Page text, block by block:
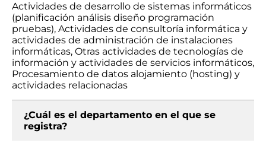
Actividades de desarrollo de sistemas informáticos
(planificación análisis diseño programación
pruebas), Actividades de consultoría informática y
actividades de administración de instalaciones
informáticas, Otras actividades de tecnologías de
información y actividades de servicios informáticos,
Procesamiento de datos alojamiento (hosting) y
actividades relacionadas
¿Cuál es el departamento en el que se
registra?